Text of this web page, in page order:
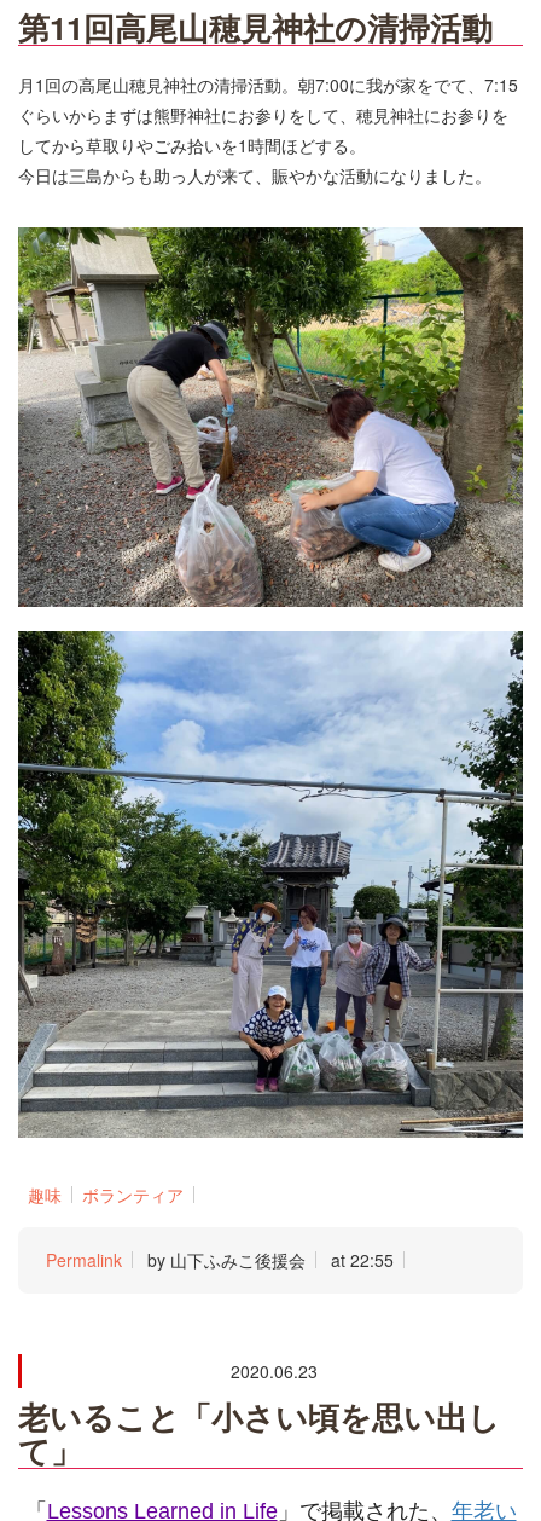
第11回高尾山穂見神社の清掃活動
月1回の高尾山穂見神社の清掃活動。朝7:00に我が家をでて、7:15
ぐらいからまずは熊野神社にお参りをして、穂見神社にお参りを
してから草取りやごみ拾いを1時間ほどする。
今日は三島からも助っ人が来て、賑やかな活動になりました。
趣味 ボランティア
Permalink by 山下ふみこ後援会 at 22:55
2020.06.23
老いること「小さい頃を思い出し
て」
「 Lessons Learned in Life」で掲載された、 年老い